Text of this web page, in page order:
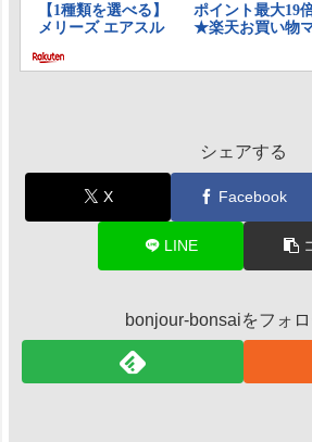
シェアする
X Facebook
LINE
bonjour-bonsaiをフォ